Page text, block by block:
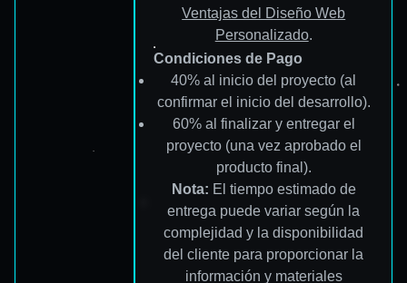
Ventajas del Diseño Web
Personalizado.
Condiciones de Pago
40% al inicio del proyecto (al
confirmar el inicio del desarrollo).
60% al finalizar y entregar el
proyecto (una vez aprobado el
producto final).
Nota: El tiempo estimado de
entrega puede variar según la
complejidad y la disponibilidad
del cliente para proporcionar la
información y materiales